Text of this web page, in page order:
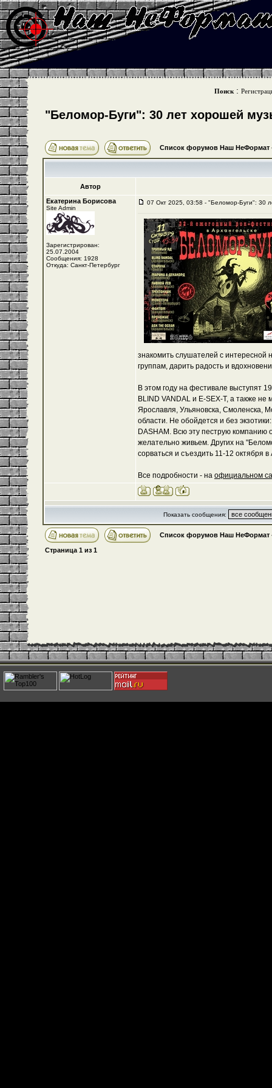
Поиск :
"Беломор-Буги": 30 лет хорошей
Список форумов Наш НеФормат
Автор
Екатерина Борисова
Site Admin
Зарегистрирован:
25.07.2004
Сообщения: 1928
Откуда: Санкт-Петербург
07 Окт 2025, 03:58 - "Беломор-Буги": 30
знакомить слушателей с интересной
группам, дарить радость и
В этом году на фестивале выступят
BLIND VANDAL и E-SEX-Т, а также
Ярославля, Ульяновска, Смоленска,
области. Не обойдется и без
DASHAM. Всю эту пеструю компанию
желательно живьем. Других на
сорваться и съездить 11-12 октября
Все подробности - на официальном
Показать сообщения:
Список форумов Наш НеФормат
Страница 1 из 1